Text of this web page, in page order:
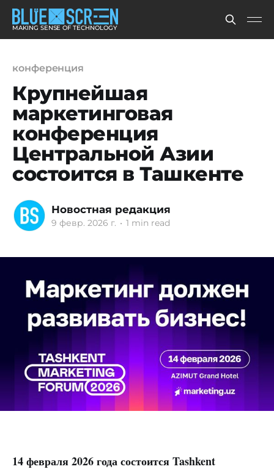
MAKING SENSE OF TECHNOLOGY
конференция
Крупнейшая
маркетинговая
конференция
Центральной Азии
состоится в Ташкенте
Новостная редакция
9 февр. 2026 г. • 1 min read
14 февраля 2026 года состоится Tashkent